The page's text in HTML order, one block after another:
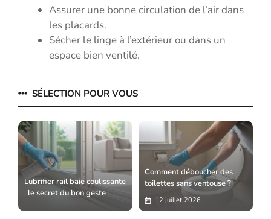
Assurer une bonne circulation de l’air dans
les placards.
Sécher le linge à l’extérieur ou dans un
espace bien ventilé.
SÉLECTION POUR VOUS
Lubrifier rail baie coulissante
: le secret du bon geste
Comment déboucher des
toilettes sans ventouse ?
12 juillet 2026